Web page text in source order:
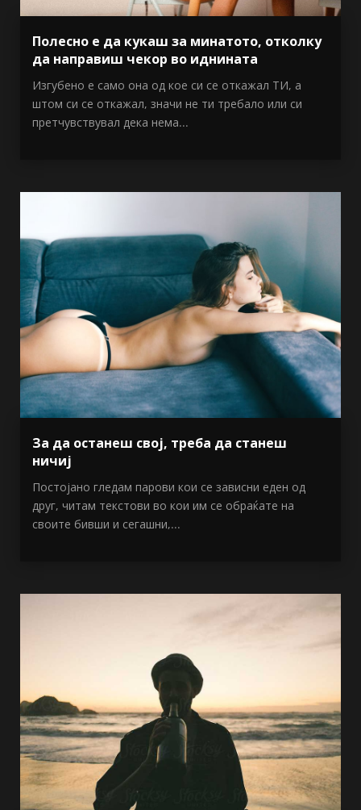
Полесно е да кукаш за минатото, отколку
да направиш чекор во иднината
Изгубено е само она од кое си се откажал ТИ, а
штом си се откажал, значи не ти требало или си
претчувствувал дека нема...
За да останеш свој, треба да станеш
ничиј
Постојано гледам парови кои се зависни еден од
друг, читам текстови во кои им се обраќате на
своите бивши и сегашни,...